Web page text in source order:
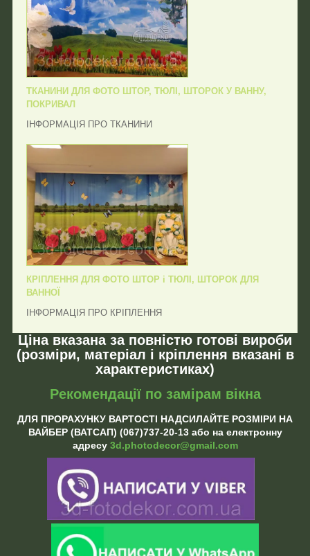
ТКАНИНИ ДЛЯ ФОТО ШТОР, ТЮЛІ, ШТОРОК У ВАННУ,
ПОКРИВАЛ
ІНФОРМАЦІЯ ПРО ТКАНИНИ
КРІПЛЕННЯ ДЛЯ ФОТО ШТОР і ТЮЛІ, ШТОРОК ДЛЯ
ВАННОЇ
ІНФОРМАЦІЯ ПРО КРІПЛЕННЯ
Ціна вказана за повністю готові вироби
(розміри, матеріал і кріплення вказані в
характеристиках)
Рекомендації по замірам вікна
ДЛЯ ПРОРАХУНКУ ВАРТОСТІ НАДСИЛАЙТЕ РОЗМІРИ НА
ВАЙБЕР (ВАТСАП) (067)737-20-13 або на електронну
адресу 3d.photodecor@gmail.com